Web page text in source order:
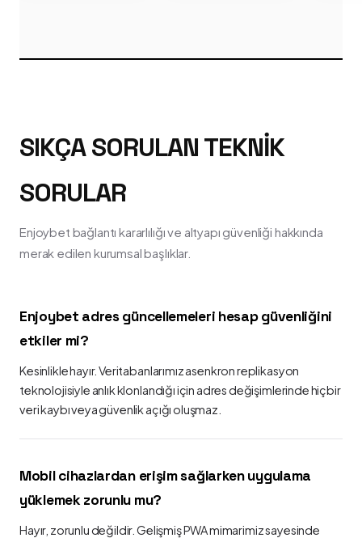
SIKÇA SORULAN TEKNIK
SORULAR
Enjoybet bağlantı kararlılığı ve altyapı güvenliği hakkında
merak edilen kurumsal başlıklar.
Enjoybet adres güncellemeleri hesap güvenliğini
etkiler mi?
Kesinlikle hayır. Veritabanlarımız asenkron replikasyon
teknolojisiyle anlık klonlandığı için adres değişimlerinde hiçbir
veri kaybı veya güvenlik açığı oluşmaz.
Mobil cihazlardan erişim sağlarken uygulama
yüklemek zorunlu mu?
Hayır, zorunlu değildir. Gelişmiş PWA mimarimiz sayesinde